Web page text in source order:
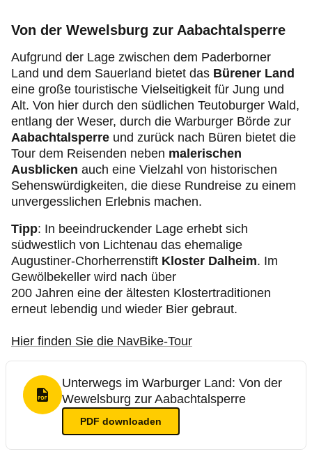
Von der Wewelsburg zur Aabachtalsperre
Aufgrund der Lage zwischen dem Paderborner
Land und dem Sauerland bietet das Bürener Land
eine große touristische Vielseitigkeit für Jung und
Alt. Von hier durch den südlichen Teutoburger Wald,
entlang der Weser, durch die Warburger Börde zur
Aabachtalsperre und zurück nach Büren bietet die
Tour dem Reisenden neben malerischen
Ausblicken auch eine Vielzahl von historischen
Sehenswürdigkeiten, die diese Rundreise zu einem
unvergesslichen Erlebnis machen.
Tipp: In beeindruckender Lage erhebt sich
südwestlich von Lichtenau das ehemalige
Augustiner-Chorherrenstift Kloster Dalheim. Im
Gewölbekeller wird nach über
200 Jahren eine der ältesten Klostertraditionen
erneut lebendig und wieder Bier gebraut.
Hier finden Sie die NavBike-Tour
PDF Format
Unterwegs im Warburger Land: Von der
Wewelsburg zur Aabachtalsperre
PDF downloaden